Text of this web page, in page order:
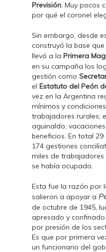
Previsión. Muy pocos
por qué el coronel
Sin embargo, desde
construyó la base
llevó a la Primera
en su campaña los
gestión como
el Estatuto del Peón
vez en la Argentina
mínimos y
trabajadores rurales;
aguinaldo,
beneficios. En total
174 gestiones
miles de
se había ocupado.
Esta fue la razón por
salieron a apoyar a
de octubre de 1945,
apresado y
por presión de los
Es que por primera
un funcionario del